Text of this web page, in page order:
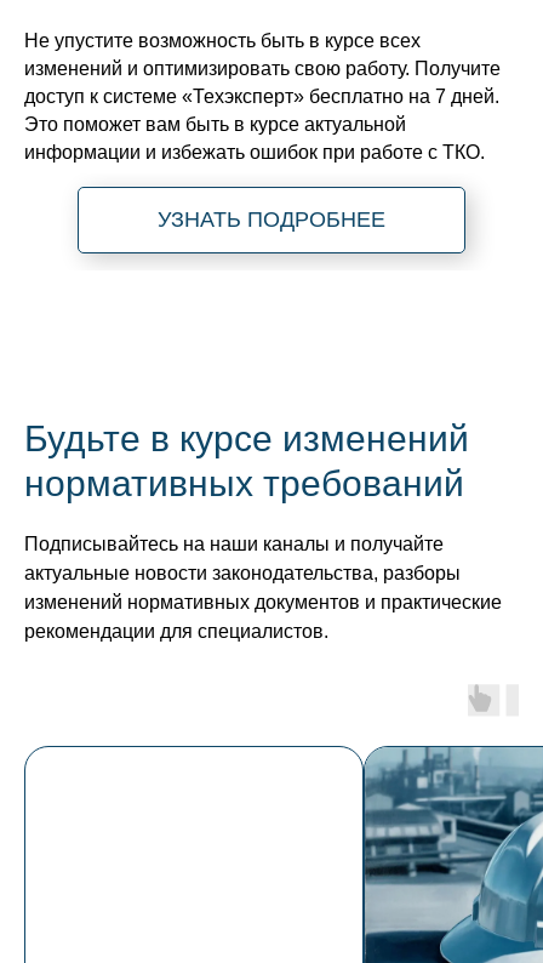
Не упустите возможность быть в курсе всех
изменений и оптимизировать свою работу. Получите
доступ к системе «Техэксперт» бесплатно на 7 дней.
Это поможет вам быть в курсе актуальной
информации и избежать ошибок при работе с ТКО.
УЗНАТЬ ПОДРОБНЕЕ
Будьте в курсе изменений
нормативных требований
Подписывайтесь на наши каналы и получайте
актуальные новости законодательства, разборы
изменений нормативных документов и практические
рекомендации для специалистов.